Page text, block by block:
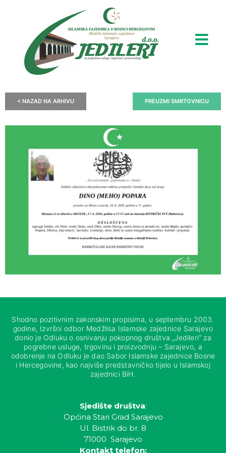
< NAZAD NA ARHIVU PREUZMI SMRTOVNICU
Shodno pozitivnim zakonskim propisima, u septembru 2003.
godine, Izvršni odbor Medžlisa Islamske zajednice Sarajevo
donio je Odluku o osnivanju pokopnog društva „Jedileri“ za
pogrebne usluge, trgovinu i proizvodnju – Sarajevo, a
odobrenje na Odluku je dao Sabor Islamske zajednice Bosne
i Hercegovine, kao najviše predstavničko tijelo u Islamskoj
zajednici BiH.
Sjedište društva:
Općina Stari Grad Sarajevo
Ul. Bistrik do br. 8
71000 Sarajevo
Kontakt telefon: